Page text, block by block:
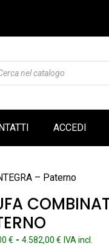
ACCEDI
– Paterno
€ - 4.582,00 €Fascia
IVA incl.